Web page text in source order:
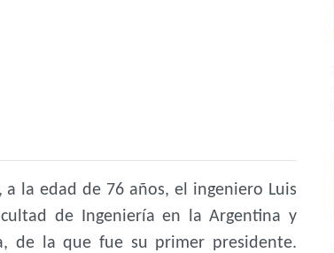
a la edad de 76 años, el ingeniero Luis
de Ingeniería en la Argentina y
de la que fue su primer presidente.